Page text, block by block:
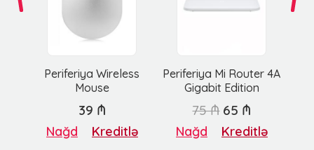
Periferiya Wireless
Mouse
Periferiya Mi Router 4A
Gigabit Edition
39 ₼
Nağd Kreditlə
75 ₼ 65 ₼
Nağd Kreditlə